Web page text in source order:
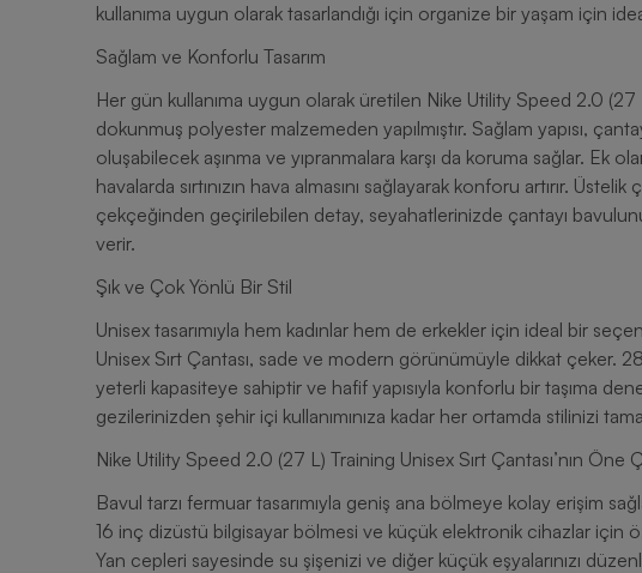
kullanıma uygun olarak tasarlandığı için organize bir yaşam için
Sağlam ve Konforlu Tasarım
Her gün kullanıma uygun olarak üretilen Nike Utility Speed 2.0 (27
dokunmuş polyester malzemeden yapılmıştır. Sağlam yapısı,
oluşabilecek aşınma ve yıpranmalara karşı da koruma sağlar. Ek
havalarda sırtınızın hava almasını sağlayarak konforu artırır. Üstelik çantanın alt kısmında yer alan bavulun
çekçeğinden geçirilebilen detay, seyahatlerinizde çantayı
verir.
Şık ve Çok Yönlü Bir Stil
Unisex tasarımıyla hem kadınlar hem de erkekler için ideal bir
Unisex Sırt Çantası, sade ve modern görünümüyle dikkat çeker.
yeterli kapasiteye sahiptir ve hafif yapısıyla konforlu bir taşıma
gezilerinizden şehir içi kullanımınıza kadar her ortamda stilinizi
Nike Utility Speed 2.0 (27 L) Training Unisex Sırt Çantası’nın Öne
Bavul tarzı fermuar tasarımıyla geniş ana bölmeye kolay erişim
16 inç dizüstü bilgisayar bölmesi ve küçük elektronik cihazlar için
Yan cepleri sayesinde su şişenizi ve diğer küçük eşyalarınızı